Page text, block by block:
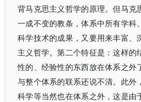
背马克思主义哲学的原理。但马克
一成不变的教条，体系中所有学科
科学技术的成果，又要用来丰富、
主义哲学。第二个特征是：这样的
性的、经验性的东西放在体系之外
与整个体系的联系还说不清。此外
科学等当然也在体系之外，这是由